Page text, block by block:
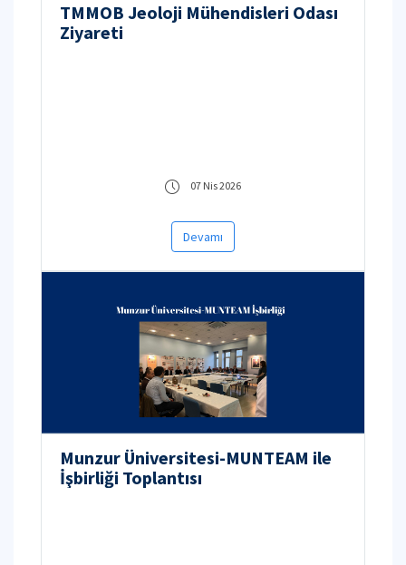
TMMOB Jeoloji Mühendisleri Odası
Ziyareti
07 Nis 2026
Devamı
Munzur Üniversitesi-MUNTEAM ile
İşbirliği Toplantısı